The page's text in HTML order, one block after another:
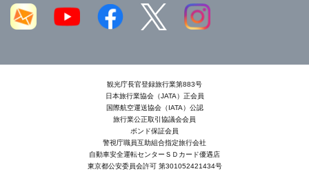
観光庁長官登録旅行業第883号
日本旅行業協会（JATA）正会員
国際航空運送協会（IATA）公認
旅行業公正取引協議会会員
ボンド保証会員
警視庁職員互助組合指定旅行会社
自動車安全運転センターＳＤカード優遇店
東京都公安委員会許可 第301052421434号